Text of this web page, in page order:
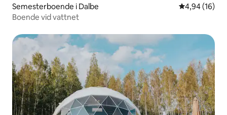
Semesterboende i Dalbe 4,94 av 5 i
4,94 (16)
Boende vid vattnet